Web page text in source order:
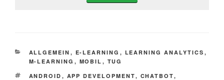
KATEGORIEN
ALLGEMEIN , E-LEARNING , LEARNING ANALYTICS ,
M-LEARNING , MOBIL , TUG
SCHLAGWÖRTER
ANDROID , APP DEVELOPMENT, CHATBOT,